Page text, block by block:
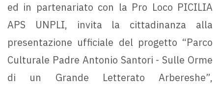
ed in partenariato con la Pro Loco PICILIA
APS UNPLI, invita la cittadinanza alla
presentazione ufficiale del progetto “Parco
Culturale Padre Antonio Santori - Sulle Orme
di un Grande Letterato Arbereshe”,